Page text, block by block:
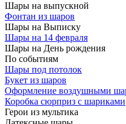
Шары на выпускной
Фонтан из шаров
Шары на Выписку
Шары на 14 февраля
Шары на День рождения
По событиям
Шары под потолок
Букет из шаров
Оформление воздушными
Коробка сюрприз с шариками
Герои из мультика